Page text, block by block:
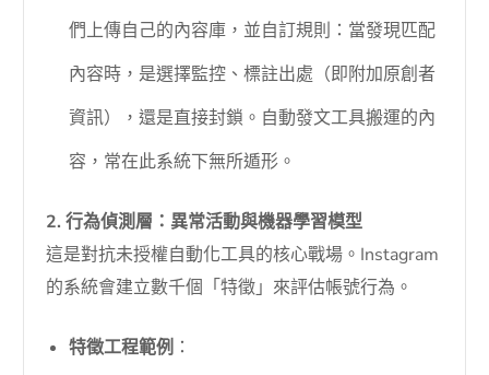
們上傳自己的內容庫，並自訂規則：當發現匹配
內容時，是選擇監控、標註出處（即附加原創者
資訊），還是直接封鎖。自動發文工具搬運的內
容，常在此系統下無所遁形。
2. 行為偵測層：異常活動與機器學習模型
這是對抗未授權自動化工具的核心戰場。Instagram
的系統會建立數千個「特徵」來評估帳號行為。
特徵工程範例 ：